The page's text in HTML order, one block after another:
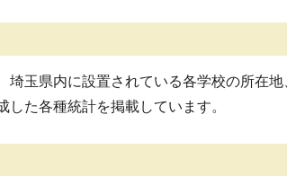
埼玉県内に設置されている各学校の所在
した各種統計を掲載しています。